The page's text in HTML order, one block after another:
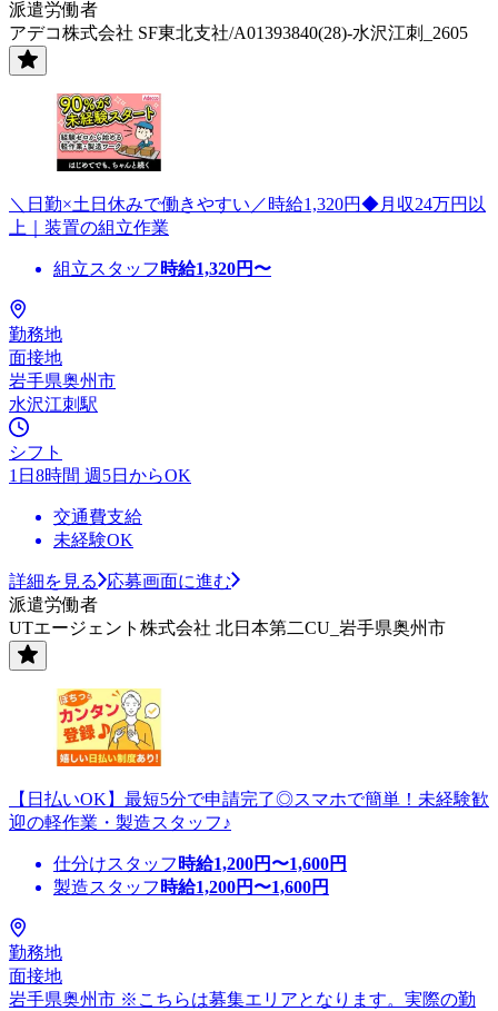
派遣労働者
アデコ株式会社 SF東北支社/A01393840(28)-水沢江刺_2605
＼日勤×土日休みで働きやすい／時給1,320円◆月収24万円以
上｜装置の組立作業
組立スタッフ 時給1,320円〜
勤務地
面接地
岩手県奥州市
水沢江刺駅
シフト
1日8時間 週5日からOK
交通費支給
未経験OK
詳細を見る
応募画面に進む
派遣労働者
UTエージェント株式会社 北日本第二CU_岩手県奥州市
【日払いOK】最短5分で申請完了◎スマホで簡単！未経験歓
迎の軽作業・製造スタッフ♪
仕分けスタッフ 時給1,200円〜1,600円
製造スタッフ 時給1,200円〜1,600円
勤務地
面接地
岩手県奥州市 ※こちらは募集エリアとなります。実際の勤